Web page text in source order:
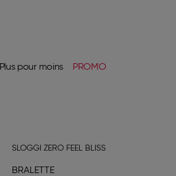
Plus pour moins PROMO
SLOGGI ZERO FEEL BLISS
BRALETTE